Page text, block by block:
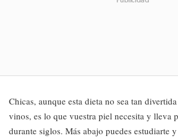
Chicas, aunque esta dieta no sea tan
vinos, es lo que vuestra piel necesita y lleva
durante siglos. Más abajo puedes estudiarte